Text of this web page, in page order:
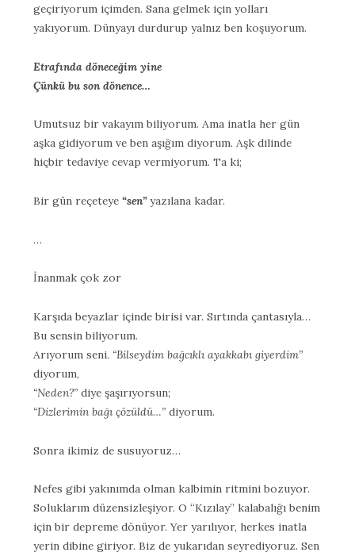
geçiriyorum içimden. Sana gelmek için yolları
yakıyorum. Dünyayı durdurup yalnız ben koşuyorum.
Etrafında döneceğim yine
Çünkü bu son dönence…
Umutsuz bir vakayım biliyorum. Ama inatla her gün
aşka gidiyorum ve ben aşığım diyorum. Aşk dilinde
hiçbir tedaviye cevap vermiyorum. Ta ki;
Bir gün reçeteye “sen”yazılana kadar.
…
İnanmak çok zor
Karşıda beyazlar içinde birisi var. Sırtında çantasıyla…
Bu sensin biliyorum.
Arıyorum seni. “Bilseydim bağcıklı ayakkabı giyerdim”
diyorum,
“Neden?” diye şaşırıyorsun;
“Dizlerimin bağı çözüldü…” diyorum.
Sonra ikimiz de susuyoruz…
Nefes gibi yakınımda olman kalbimin ritmini bozuyor.
Soluklarım düzensizleşiyor. O “Kızılay” kalabalığı benim
için bir depreme dönüyor. Yer yarılıyor, herkes inatla
yerin dibine giriyor. Biz de yukarıdan seyrediyoruz. Sen